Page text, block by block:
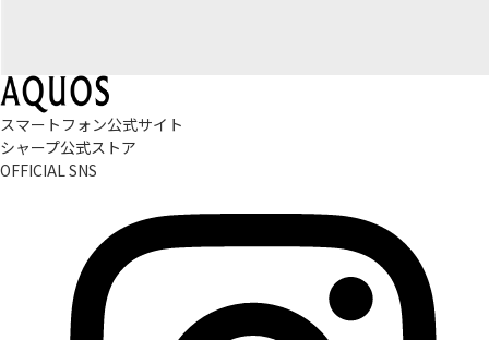
スマートフォン公式サイト
シャープ公式ストア
OFFICIAL SNS